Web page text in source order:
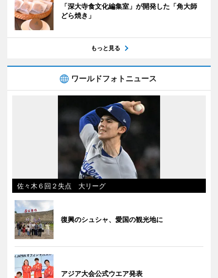
「深大寺食文化編集室」が開発した「角大師
どら焼き」
もっと見る
ワールドフォトニュース
佐々木６回２失点 大リーグ
復興のシュシャ、愛国の観光地に
アジア大会公式ウエア発表